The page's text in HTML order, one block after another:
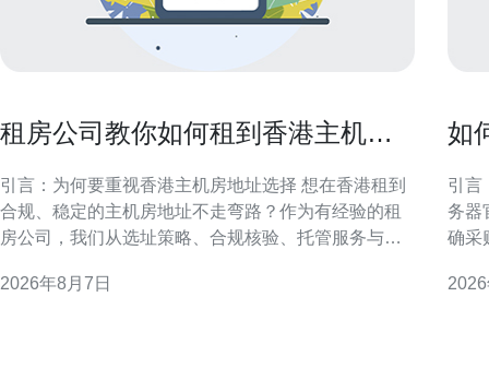
租房公司教你如何租到香港主机房
引言：为何要重视香港主机房地址选择 想在香港租到
合规、稳定的主机房地址不走弯路？作为有经验的租
房公司，我们从选址策略、合规核验、托管服务与实
影响网络连通和法律合规，也直接关系到业务连续性
2026年8月7日
如
引言：明
务器
确采
重官